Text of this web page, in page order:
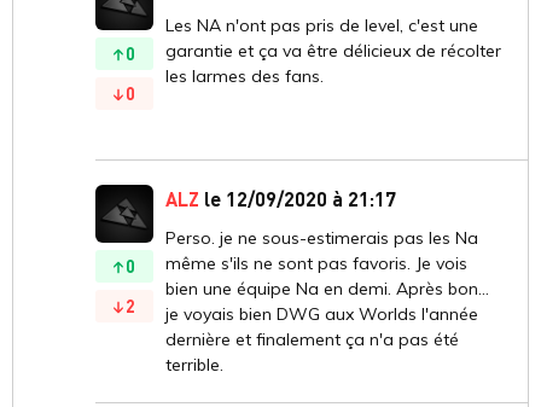
0
0
Les NA n'ont pas pris de level, c'est une
garantie et ça va être délicieux de récolter
les larmes des fans.
0
2
ALZ le 12/09/2020 à 21:17
Perso. je ne sous-estimerais pas les Na
même s'ils ne sont pas favoris. Je vois
bien une équipe Na en demi. Après bon...
je voyais bien DWG aux Worlds l'année
dernière et finalement ça n'a pas été
terrible.